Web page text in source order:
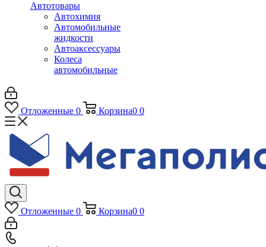
Автотовары
Автохимия
Автомобильные
жидкости
Автоаксессуары
Колеса
автомобильные
Отложенные 0 Корзина0 0
Отложенные 0 Корзина0 0